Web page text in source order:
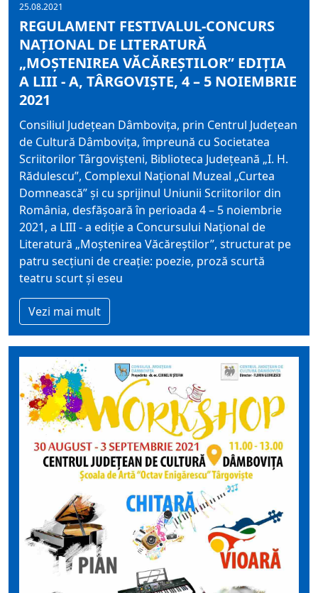
25.08.2021
REGULAMENT FESTIVALUL-CONCURS
NAŢIONAL DE LITERATURĂ
„MOŞTENIREA VĂCĂREŞTILOR” EDIŢIA
A LIII - A, TÂRGOVIŞTE, 4 – 5 NOIEMBRIE
2021
Consiliul Judeţean Dâmboviţa, prin Centrul Judeţean
de Cultură Dâmboviţa, împreună cu Societatea
Scriitorilor Târgovişteni, Biblioteca Judeţeană „I. H.
Rădulescu”, Complexul Naţional Muzeal „Curtea
Domnească” şi cu sprijinul Uniunii Scriitorilor din
România, desfăşoară în perioada 4 – 5 noiembrie
2021, a LIII - a ediţie a Concursului Naţional de
Literatură „Moştenirea Văcăreştilor”, structurat pe
patru secţiuni de creaţie: poezie, proză scurtă
teatru scurt şi eseu
Vezi mai mult